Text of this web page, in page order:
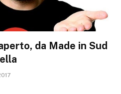
da Made in Sud